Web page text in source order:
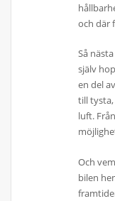
och där
Så
själv
en del
till
luft.
Och
bilen